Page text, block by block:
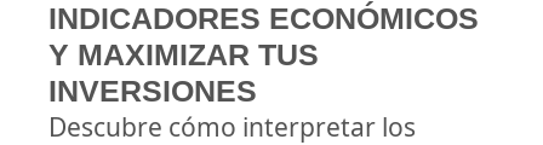
INDICADORES ECONÓMICOS
Y MAXIMIZAR TUS
INVERSIONES
Descubre cómo interpretar los